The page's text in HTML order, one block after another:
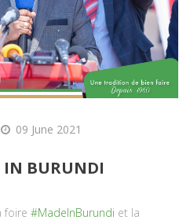
09 June 2021
IN BURUNDI
foire #MadeInBurundi et la